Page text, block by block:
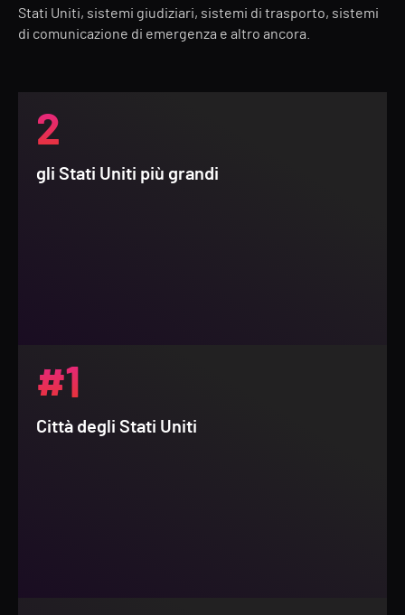
Stati Uniti, sistemi giudiziari, sistemi di trasporto, sistemi
di comunicazione di emergenza e altro ancora.
2
gli Stati Uniti più grandi
#1
Città degli Stati Uniti